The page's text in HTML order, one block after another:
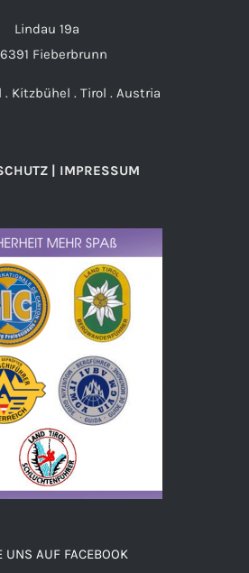
Lindau 19a
Fieberbrunn
. Kitzbühel . Tirol . Austria
| IMPRESSUM
UNS AUF FACEBOOK